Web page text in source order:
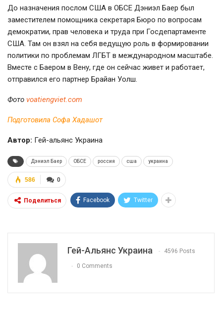
До назначения послом США в ОБСЕ Дэниэл Баер был
заместителем помощника секретаря Бюро по вопросам
демократии, прав человека и труда при Госдепартаменте
США. Там он взял на себя ведущую роль в формировании
политики по проблемам ЛГБТ в международном масштабе.
Вместе с Баером в Вену, где он сейчас живет и работает,
отправился его партнер Брайан Уолш.
Фото voatiengviet.com
Подготовила Софа Хадашот
Автор: Гей-альянс Украина
Дэниэл Баер ОБСЕ россия сша украина
0
586
Поделиться Facebook Twitter
Гей-Альянс Украина 4596 Posts
0 Comments